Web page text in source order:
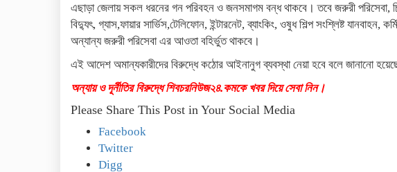
এছাড়া জেলায় সকল ধরনের গন পরিবহন ও জনসমাগম বন্ধ থাকবে। তবে জরুরী পরিসেবা,
বিদ্যুৎ, গ্যাস,ফায়ার সার্ভিস,টেলিফোন, ইন্টারনেট, ব্যাংকিং, ওষুধ শিল্প সংশ্লিষ্ট
অন্যান্য জরুরী পরিসেবা এর আওতা বহির্ভুত থাকবে।
এই আদেশ অমান্যকারীদের বিরুদ্ধে কঠোর আইনানুগ ব্যবস্থা নেয়া হবে বলে জানানো
অন্যায় ও দূর্নীতির বিরুদ্ধে শিবচরনিউজ২৪.কমকে খবর দিয়ে সেবা নিন।
Please Share This Post in Your Social Media
Facebook
Twitter
Digg